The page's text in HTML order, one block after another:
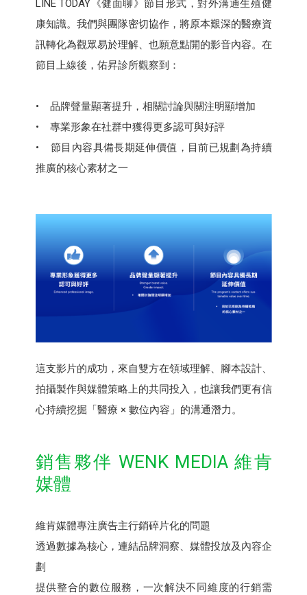
LINE TODAY《健面聊》節目形式，對外溝通生殖健
康知識。我們與團隊密切協作，將原本艱深的醫療資
訊轉化為觀眾易於理解、也願意點開的影音內容。在
節目上線後，佑昇診所觀察到：
• 品牌聲量顯著提升，相關討論與關注明顯增加
• 專業形象在社群中獲得更多認可與好評
• 節目內容具備長期延伸價值，目前已規劃為持續
推廣的核心素材之一
這支影片的成功，來自雙方在領域理解、腳本設計、
拍攝製作與媒體策略上的共同投入，也讓我們更有信
心持續挖掘「醫療 × 數位內容」的溝通潛力。
銷售夥伴 WENK MEDIA 維肯
媒體
維肯媒體專注廣告主行銷碎片化的問題
透過數據為核心，連結品牌洞察、媒體投放及內容企
劃
提供整合的數位服務，一次解決不同維度的行銷需